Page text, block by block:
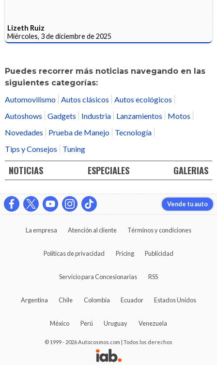
Lizeth Ruiz
Miércoles, 3 de diciembre de 2025
Puedes recorrer más noticias navegando en las
siguientes categorías:
Automovilismo
Autos clásicos
Autos ecológicos
Autoshows
Gadgets Industria Lanzamientos
Motos
Novedades
Prueba de Manejo
Tecnología
Tips y Consejos
Tuning
NOTICIAS ESPECIALES GALERIAS
Vende tu auto
La empresa Atención al cliente Términos y condiciones
Políticas de privacidad Pricing Publicidad
Servicio para Concesionarias RSS
Argentina Chile Colombia Ecuador Estados Unidos
México Perú Uruguay Venezuela
© 1999 - 2026 Autocosmos.com | Todos los derechos